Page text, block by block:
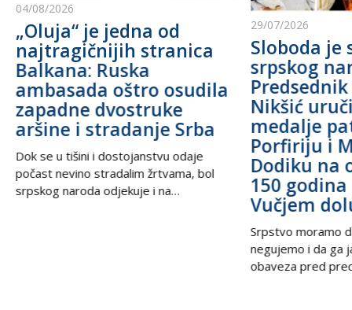
04/08/2026
„Oluja“ je jedna od
najtragičnijih stranica
Balkana: Ruska
ambasada oštro osudila
zapadne dvostruke
aršine i stradanje Srba
Dok se u tišini i dostojanstvu odaje
počast nevino stradalim žrtvama, bol
srpskog naroda odjekuje i na
29/07/2026
Sloboda je
srpskog
Nikšić
medalje
Porfiriju i
Dodiku na
150
Vučjem
Srpstvo moramo
negujemo i da ga
obaveza pred